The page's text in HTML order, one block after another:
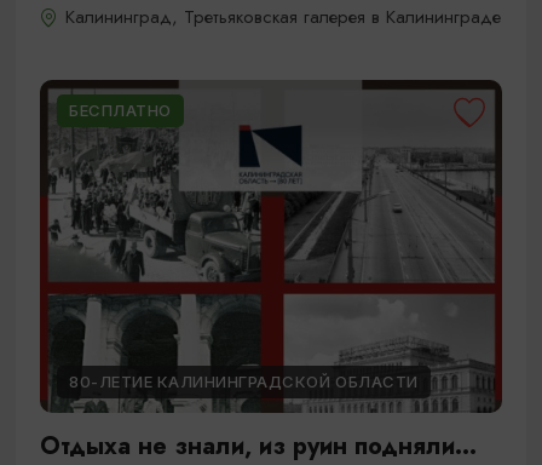
Калининград, Третьяковская галерея в Калининграде
БЕСПЛАТНО
80-ЛЕТИЕ КАЛИНИНГРАДСКОЙ ОБЛАСТИ
Отдыха не знали, из руин подняли...